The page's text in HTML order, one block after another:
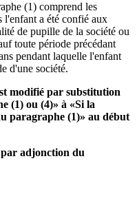
(1) comprend les
l'enfant a été confié aux
de pupille de la société ou
toute période précédant
pendant laquelle l'enfant
d'une société.
modifié par substitution
(1) ou (4)» à «Si la
paragraphe (1)» au début
adjonction du